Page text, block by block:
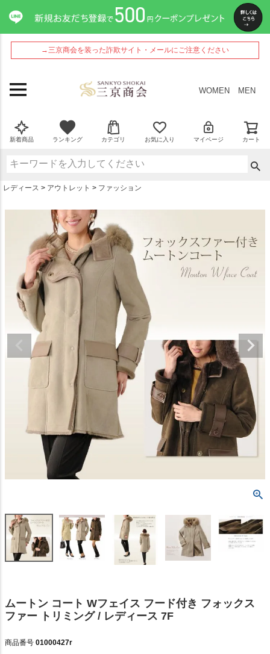
→三京商会を装った詐欺サイト・メールにご注意ください
WOMEN MEN
新着商品 ランキング カテゴリ お気に入り マイページ カート
レディース アウトレット ファッション
ムートン コート Wフェイス フード付き フォックス
ファー トリミング / レディース 7F
商品番号 01000427r
ペー
ジト
ップ
へ